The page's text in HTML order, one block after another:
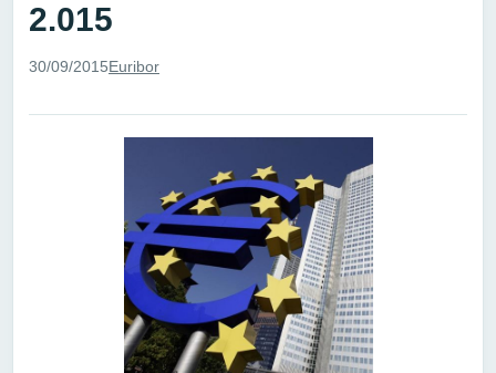
2.015
30/09/2015Euribor